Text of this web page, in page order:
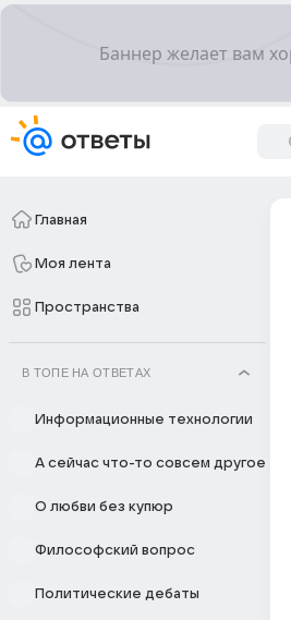
Главная
Моя лента
Пространства
В ТОПЕ НА ОТВЕТАХ
Информационные технологии
А сейчас что-то совсем другое
О любви без купюр
Философский вопрос
Политические дебаты